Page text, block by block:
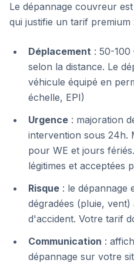
Le dépannage couvreur
qui justifie un tarif premium
Déplacement : 50-
selon la distance. Le
véhicule équipé en
échelle, EPI)
Urgence : majoration
intervention sous 24h.
pour WE et jours
légitimes et acceptées
Risque : le dépannage
dégradées (pluie, vent)
d'accident. Votre tarif
Communication :
dépannage sur votre